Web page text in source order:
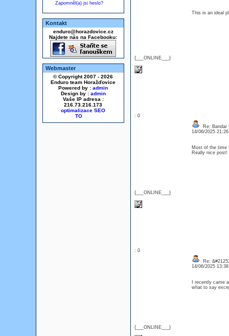
Zapomněl(a) jsi heslo?
Kontakt
enduro@horazdovice.cz
Najdete nás na Facebooku:
Webmaster
© Copyright 2007 - 2026
Enduro team Horažďovice
Powered by : admin
Design by : admin
Vaše IP adresa :
216.73.216.173
optimalizace SEO
{___ONLINE___}
This is an ideal
: 0
{___ONLINE___}
Re: Bandar
14/06/2025
Most of the time
Really nice
: 0
{___ONLINE___}
Re:
14/06/2025
I recently came
what to say